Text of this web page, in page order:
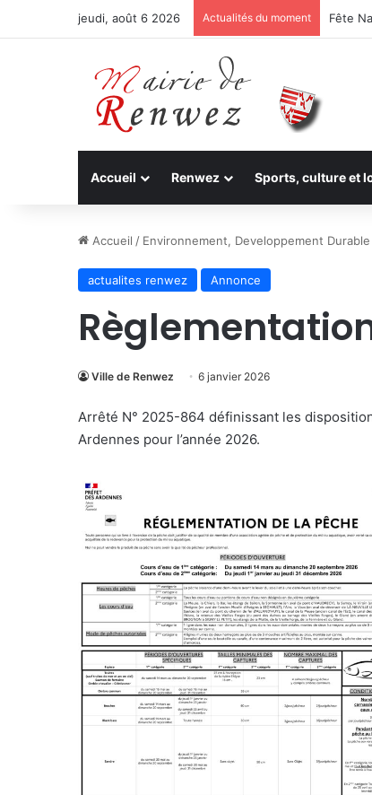
jeudi, août 6 2026 Actualités du moment Fête
Accueil Renwez Sports, culture et
Accueil / Environnement, Developpement Durable
actualites renwez Annonce
Ville de Renwez 6 janvier 2026
Arrêté N° 2025-864 définissant les
Ardennes pour l’année 2026.